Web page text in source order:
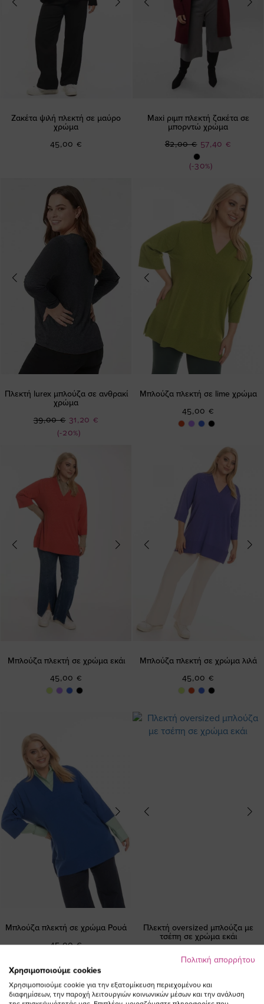
Ζακέτα ψιλή πλεκτή σε μαύρο
χρώμα
45,00 €
Maxi ριμπ πλεκτή ζακέτα σε
μπορντώ χρώμα
(-30%)
Ειδική
Τιμή
57,40 €
82,00 €
Πλεκτή lurex μπλούζα σε ανθρακί
χρώμα
(-20%)
Ειδική
Τιμή
31,20 €
39,00 €
Μπλούζα πλεκτή σε lime χρώμα
45,00 €
Μπλούζα πλεκτή σε χρώμα εκάι
45,00 €
Μπλούζα πλεκτή σε χρώμα λιλά
45,00 €
Μπλούζα πλεκτή σε χρώμα Ρουά
45,00 €
Πλεκτή oversized μπλούζα με
τσέπη σε χρώμα εκάι
47,00 €
Πολιτική απορρήτου
Χρησιμοποιούμε cookies
Χρησιμοποιούμε cookie για την εξατομίκευση περιεχομένου και
διαφημίσεων, την παροχή λειτουργιών κοινωνικών μέσων και την ανάλυση